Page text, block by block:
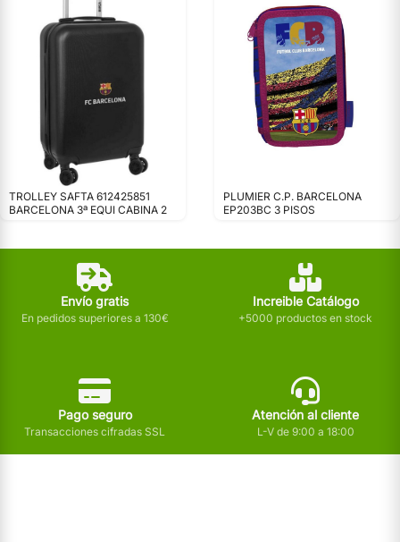
TROLLEY SAFTA 612425851
BARCELONA 3ª EQUI CABINA 2
PLUMIER C.P. BARCELONA
EP203BC 3 PISOS
Envío gratis
En pedidos superiores a 130€
Increible Catálogo
+5000 productos en stock
Pago seguro
Transacciones cifradas SSL
Atención al cliente
L-V de 9:00 a 18:00